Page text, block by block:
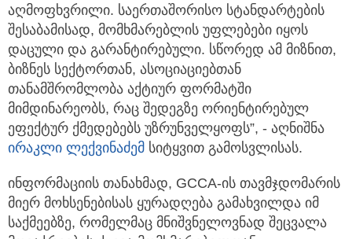
აღმოფხვრილი. საერთაშორისო სტანდარტების
შესაბამისად, მომხმარებლის უფლებები იყოს
დაცული და გარანტირებული. სწორედ ამ მიზნით,
ბიზნეს სექტორთან, ასოციაციებთან
თანამშრომლობა აქტიურ ფორმატში
მიმდინარეობს, რაც შედეგზე ორიენტირებულ
ეფექტურ ქმედებებს უზრუნველყოფს”, - აღნიშნა
ირაკლი ლექვინაძემ სიტყვით გამოსვლისას.
ინფორმაციის თანახმად, GCCA-ის თავმჯდომარის
მიერ მოხსენებისას ყურადღება გამახვილდა იმ
საქმეებზე, რომელმაც მნიშვნელოვნად შეცვალა